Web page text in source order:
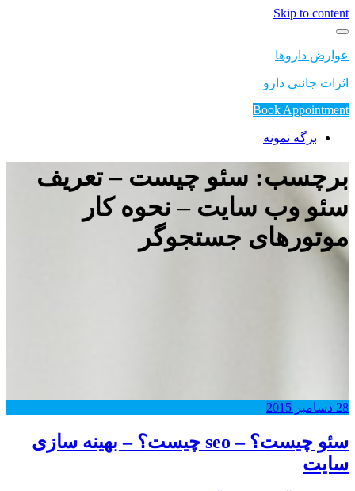
Skip to content
عوارض داروها
اثرات جانبی دارو
Book Appointment
برگه نمونه
برچسب: سئو چیست – تعریف
سئو وب سایت – نحوه کار
موتورهای جستجوگر
28 دسامبر 2015
سئو چیست؟ – seo چیست؟ – بهینه سازی
سایت